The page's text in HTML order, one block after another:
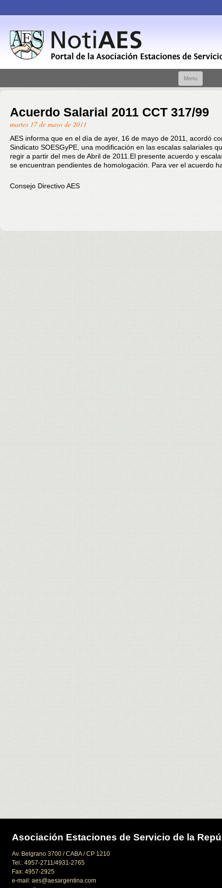
Menu
Acuerdo Salarial 2011 CCT 317/99
martes 17 de mayo de 2011
AES informa que en el día de ayer, 16 de mayo de 2011, acordó
Sindicato SOESGyPE, una modificación en las escalas salariales
regir a partir del mes de Abril de 2011.El presente acuerdo y
se encuentran pendientes de homologación. Para ver el acuerdo
Consejo Directivo AES
Asociación Estaciones de Servicio de la
Av. Belgrano 3700 / CABA / CP 1210
Tel.: 4957-2711/4931-2765
Fax: 4957-2925
e-mail: aes@aesargentina.com